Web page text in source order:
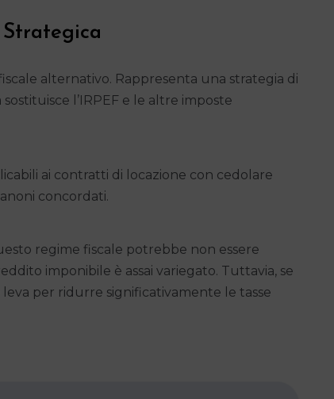
Strategica
alternativo. Rappresenta una strategia di
l’IRPEF e le altre imposte
ai contratti di locazione con cedolare
concordati.
regime fiscale potrebbe non essere
imponibile è assai variegato. Tuttavia, se
per ridurre significativamente le tasse